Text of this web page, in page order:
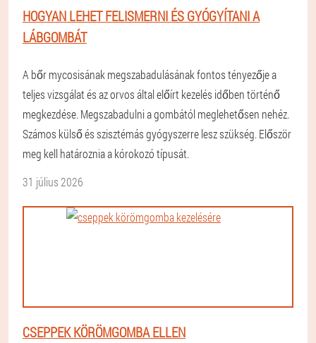
HOGYAN LEHET FELISMERNI ÉS GYÓGYÍTANI A
LÁBGOMBÁT
A bőr mycosisának megszabadulásának fontos tényezője a
teljes vizsgálat és az orvos által előírt kezelés időben történő
megkezdése. Megszabadulni a gombától meglehetősen nehéz.
Számos külső és szisztémás gyógyszerre lesz szükség. Először
meg kell határoznia a kórokozó típusát.
31 július 2026
CSEPPEK KÖRÖMGOMBA ELLEN